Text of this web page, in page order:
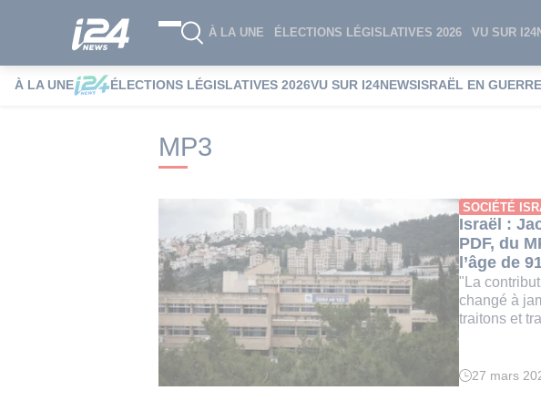
À LA UNE ÉLECTIONS LÉGISLATIVES 2026 VU SUR
À LA UNE ÉLECTIONS LÉGISLATIVES 2026VU SUR I24NEWSISRAËL EN GUERRE
i24NEWS i24NEWS Tags index MP3
MP3
SOCIÉTÉ
Israël :
PDF, du
l’âge de
"La
changé à
traitons et
Temps
27 mars